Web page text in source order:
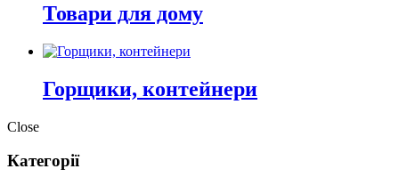
Товари для дому
Горщики, контейнери
Close
Категорії